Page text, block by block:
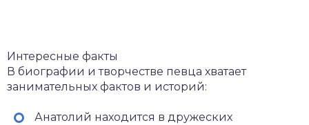
Интересные факты
В биографии и творчестве певца хватает
занимательных фактов и историй:
Анатолий находится в дружеских